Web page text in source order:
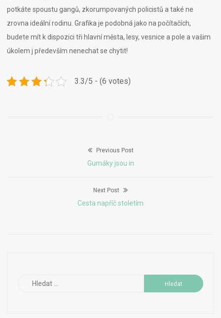
potkáte spoustu gangů, zkorumpovaných policistů a také ne
zrovna ideální rodinu. Grafika je podobná jako na počítačích,
budete mít k dispozici tři hlavní města, lesy, vesnice a pole a vašim
úkolem j především nenechat se chytit!
3.3/5 - (6 votes)
Previous Post
Previous
Gumáky jsou in
Next Post
Next
Cesta napříč stoletím
Vyhledávání